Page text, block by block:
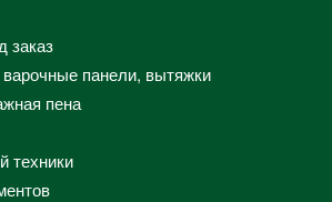
заказ
панели, вытяжки
пена
техники